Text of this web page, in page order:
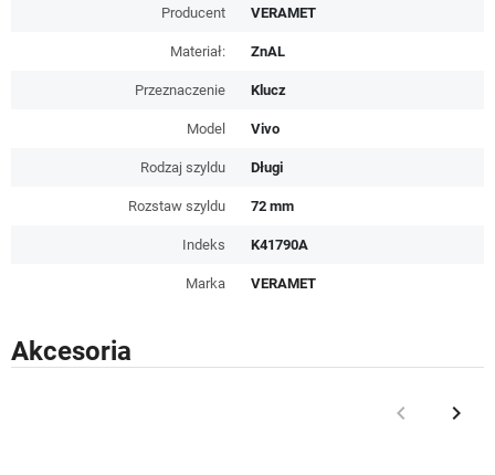
Producent VERAMET
Materiał: ZnAL
Przeznaczenie Klucz
Model Vivo
Rodzaj szyldu Długi
Rozstaw szyldu 72 mm
Indeks K41790A
Marka VERAMET
Akcesoria
Poprzedni
keyboard_arrow_left keyboard_arrow_right